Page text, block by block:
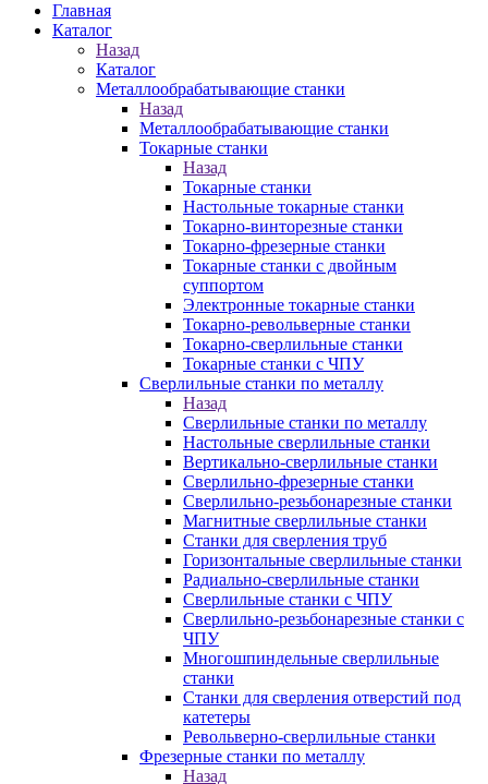
Главная
Каталог
Назад
Каталог
Металлообрабатывающие станки
Назад
Металлообрабатывающие станки
Токарные станки
Назад
Токарные станки
Настольные токарные станки
Токарно-винторезные станки
Токарно-фрезерные станки
Токарные станки с двойным
суппортом
Электронные токарные станки
Токарно-револьверные станки
Токарно-сверлильные станки
Токарные станки с ЧПУ
Сверлильные станки по металлу
Назад
Сверлильные станки по металлу
Настольные сверлильные станки
Вертикально-сверлильные станки
Сверлильно-фрезерные станки
Сверлильно-резьбонарезные станки
Магнитные сверлильные станки
Станки для сверления труб
Горизонтальные сверлильные станки
Радиально-сверлильные станки
Сверлильные станки с ЧПУ
Сверлильно-резьбонарезные станки с
ЧПУ
Многошпиндельные сверлильные
станки
Станки для сверления отверстий под
катетеры
Револьверно-сверлильные станки
Фрезерные станки по металлу
Назад